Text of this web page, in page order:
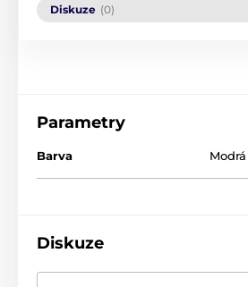
Diskuze (0)
Parametry
Barva Modrá
Diskuze